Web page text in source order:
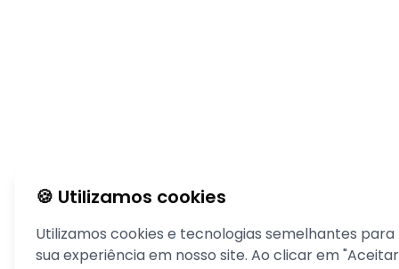
🍪 Utilizamos cookies
Utilizamos cookies e tecnologias semelhantes
sua experiência em nosso site. Ao clicar em